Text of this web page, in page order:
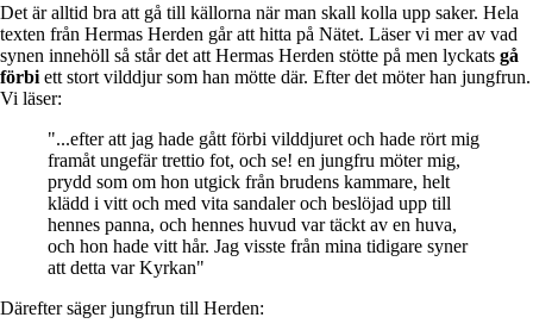
Det är alltid bra att gå till källorna när man skall kolla upp saker. Hela
texten från Hermas Herden går att hitta på Nätet. Läser vi mer av vad
synen innehöll så står det att Hermas Herden stötte på men lyckats gå
förbi ett stort vilddjur som han mötte där. Efter det möter han jungfrun.
Vi läser:
"...efter att jag hade gått förbi vilddjuret och hade rört mig
framåt ungefär trettio fot, och se! en jungfru möter mig,
prydd som om hon utgick från brudens kammare, helt
klädd i vitt och med vita sandaler och beslöjad upp till
hennes panna, och hennes huvud var täckt av en huva,
och hon hade vitt hår. Jag visste från mina tidigare syner
att detta var Kyrkan"
Därefter säger jungfrun till Herden: